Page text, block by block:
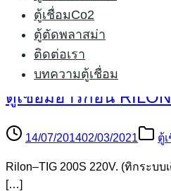
ตู้เชื่อมCo2
ตู้ตัดพลาสม่า
ติดต่อเรา
บทความตู้เชื่อม
ตู้เชื่อมอาร์กอน
14/07/201402/03/2021 ตู้
Rilon–TIG 200S 220V. (ทิกระบ
[…]